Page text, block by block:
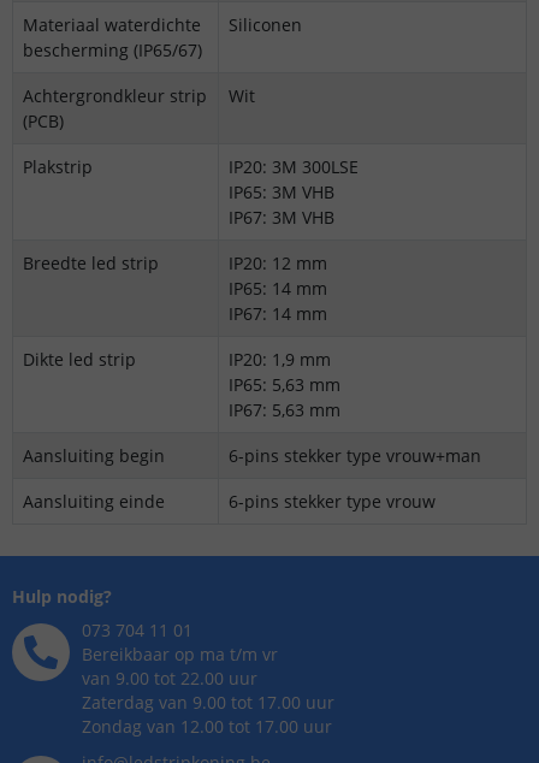
Materiaal waterdichte
bescherming (IP65/67)
Siliconen
Achtergrondkleur strip
(PCB)
Wit
Plakstrip
IP20: 3M 300LSE
IP65: 3M VHB
IP67: 3M VHB
Breedte led strip
IP20: 12 mm
IP65: 14 mm
IP67: 14 mm
Dikte led strip
IP20: 1,9 mm
IP65: 5,63 mm
IP67: 5,63 mm
Aansluiting begin
6-pins stekker type vrouw+man
Aansluiting einde
6-pins stekker type vrouw
Hulp nodig?
073 704 11 01
Bereikbaar op ma t/m vr
van 9.00 tot 22.00 uur
Zaterdag van 9.00 tot 17.00 uur
Zondag van 12.00 tot 17.00 uur